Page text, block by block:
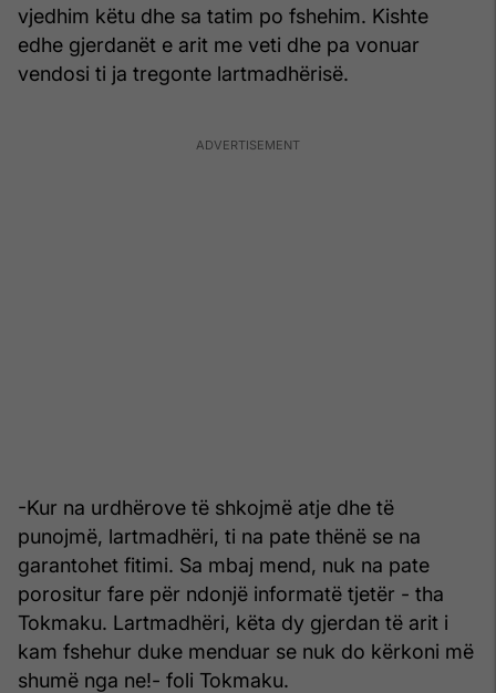
vjedhim këtu dhe sa tatim po fshehim. Kishte
edhe gjerdanët e arit me veti dhe pa vonuar
vendosi ti ja tregonte lartmadhërisë.
-Kur na urdhërove të shkojmë atje dhe të
punojmë, lartmadhëri, ti na pate thënë se na
garantohet fitimi. Sa mbaj mend, nuk na pate
porositur fare për ndonjë informatë tjetër - tha
Tokmaku. Lartmadhëri, këta dy gjerdan të arit i
kam fshehur duke menduar se nuk do kërkoni më
shumë nga ne!- foli Tokmaku.